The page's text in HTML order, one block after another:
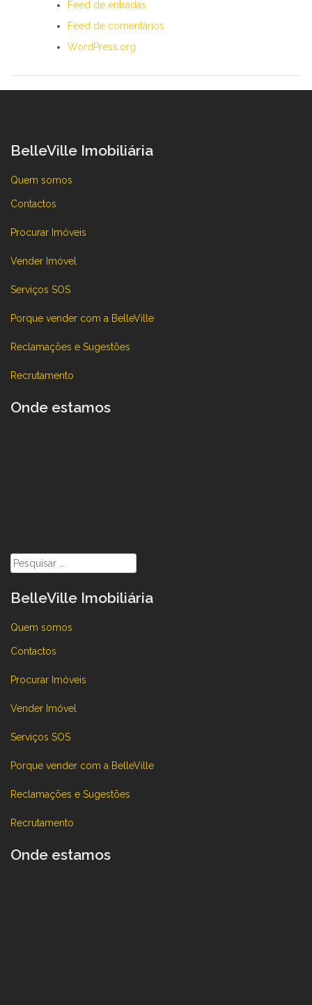
Feed de entradas
Feed de comentários
WordPress.org
BelleVille Imobiliária
Quem somos
Contactos
Procurar Imóveis
Vender Imóvel
Serviços SOS
Porque vender com a BelleVille
Reclamações e Sugestões
Recrutamento
Onde estamos
Pesquisar
por:
BelleVille Imobiliária
Quem somos
Contactos
Procurar Imóveis
Vender Imóvel
Serviços SOS
Porque vender com a BelleVille
Reclamações e Sugestões
Recrutamento
Onde estamos